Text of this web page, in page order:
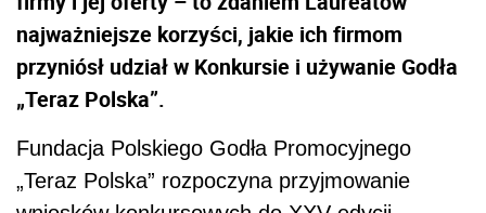
najważniejsze korzyści, jakie ich firmom
przyniósł udział w Konkursie i używanie Godła
„Teraz Polska”.
Fundacja Polskiego Godła Promocyjnego
„Teraz Polska” rozpoczyna przyjmowanie